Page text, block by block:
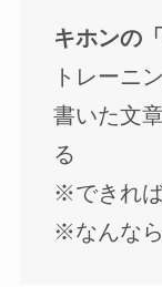
キホンの「
トレーニ
書いた文
る
※できれ
※なんな